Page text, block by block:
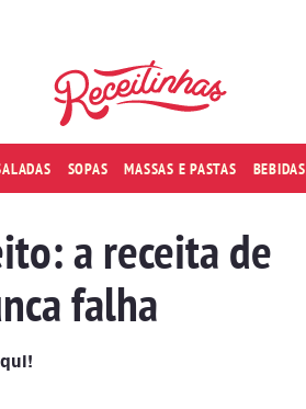
SOPAS MASSAS E PASTAS BEBIDAS
a receita de
falha